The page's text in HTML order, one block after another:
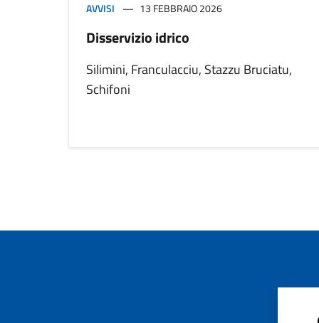
AVVISI 13 FEBBRAIO 2026
Disservizio idrico
Silimini, Franculacciu, Stazzu Bruciatu,
Schifoni